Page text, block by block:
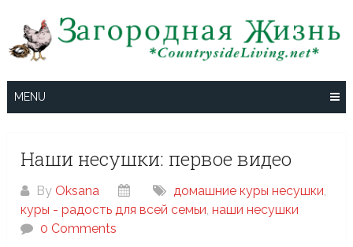
content
MENU
Наши несушки: первое видео
By Oksana домашние куры несушки,
куры - радость для всей семьи,наши несушки
0 Comments